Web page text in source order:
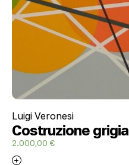
Luigi Veronesi
Costruzione grigia
2.000,00 €